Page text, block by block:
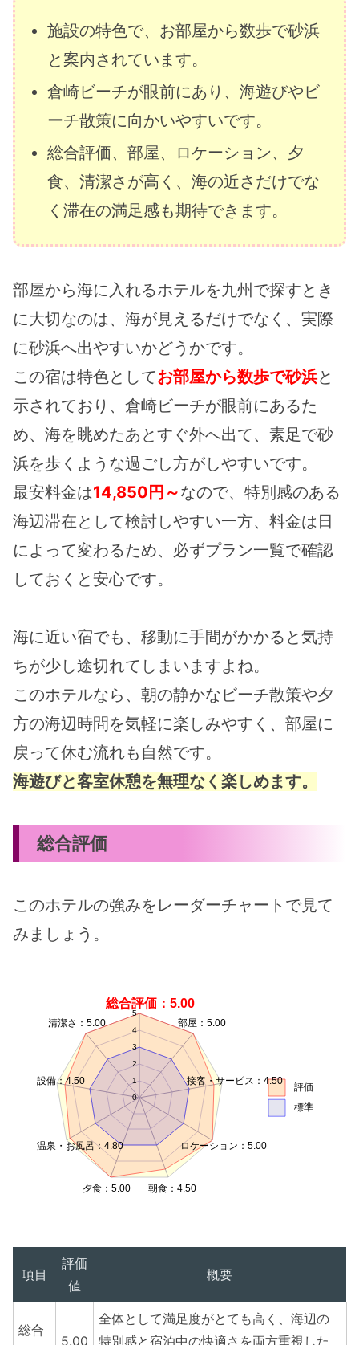
施設の特色で、お部屋から数歩で砂浜
と案内されています。
倉崎ビーチが眼前にあり、海遊びやビ
ーチ散策に向かいやすいです。
総合評価、部屋、ロケーション、夕
食、清潔さが高く、海の近さだけでな
く滞在の満足感も期待できます。
部屋から海に入れるホテルを九州で探すとき
に大切なのは、海が見えるだけでなく、実際
に砂浜へ出やすいかどうかです。
この宿は特色としてお部屋から数歩で砂浜と
示されており、倉崎ビーチが眼前にあるた
め、海を眺めたあとすぐ外へ出て、素足で砂
浜を歩くような過ごし方がしやすいです。
最安料金は14,850円～なので、特別感のある
海辺滞在として検討しやすい一方、料金は日
によって変わるため、必ずプラン一覧で確認
しておくと安心です。
海に近い宿でも、移動に手間がかかると気持
ちが少し途切れてしまいますよね。
このホテルなら、朝の静かなビーチ散策や夕
方の海辺時間を気軽に楽しみやすく、部屋に
戻って休む流れも自然です。
海遊びと客室休憩を無理なく楽しめます。
総合評価
このホテルの強みをレーダーチャートで見て
みましょう。
0
1
2
3
4
5
総合評価：5.00
部屋：5.00
接客・サービス：4.50
ロケーション：5.00
朝食：4.50
夕食：5.00
温泉・お風呂：4.80
設備：4.50
清潔さ：5.00
評価
標準
項目
評価
値
概要
総合
5.00
全体として満足度がとても高く、海辺の
特別感と宿泊中の快適さを両方重視した